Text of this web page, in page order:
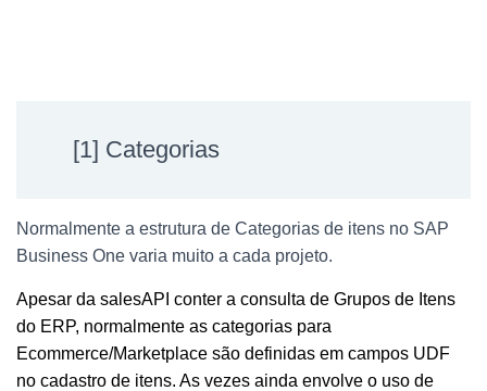
[1] Categorias
Normalmente a estrutura de Categorias de itens no SAP
Business One varia muito a cada projeto.
Apesar da salesAPI conter a consulta de Grupos de Itens
do ERP, normalmente as categorias para
Ecommerce/Marketplace são definidas em campos UDF
no cadastro de itens. As vezes ainda envolve o uso de